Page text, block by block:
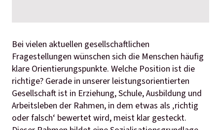
Bei vielen aktuellen gesellschaftlichen
Fragestellungen wünschen sich die Menschen häufig
klare Orientierungspunkte. Welche Position ist die
richtige? Gerade in unserer leistungsorientierten
Gesellschaft ist in Erziehung, Schule, Ausbildung und
Arbeitsleben der Rahmen, in dem etwas als ‚richtig
oder falsch‘ bewertet wird, meist klar gesteckt.